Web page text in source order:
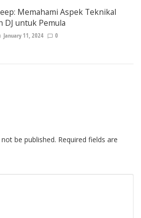
Memahami Aspek Teknikal
DJ untuk Pemula
January 11, 2024 0
be published. Required fields are